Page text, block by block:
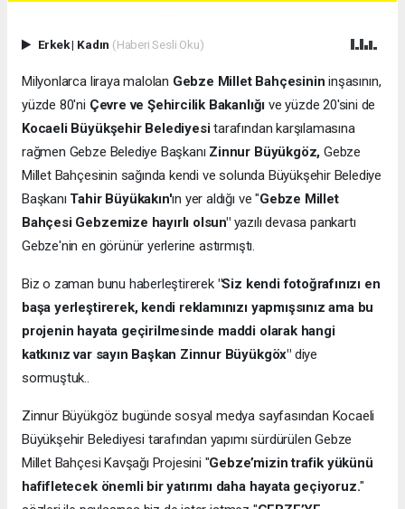
Erkek| Kadın (Haberi Sesli Oku)
Milyonlarca liraya malolan Gebze Millet Bahçesinin inşasının,
yüzde 80'ni Çevre ve Şehircilik Bakanlığı ve yüzde 20'sini de
Kocaeli Büyükşehir Belediyesitarafından karşılamasına
rağmen Gebze Belediye Başkanı Zinnur Büyükgöz, Gebze
Millet Bahçesinin sağında kendi ve solunda Büyükşehir Belediye
Başkanı Tahir Büyükakın'ın yer aldığı ve "Gebze Millet
Bahçesi Gebzemize hayırlı olsun"yazılı devasa pankartı
Gebze'nin en görünür yerlerine astırmıştı.
Biz o zaman bunu haberleştirerek "Siz kendi fotoğrafınızı en
başa yerleştirerek, kendi reklamınızı yapmışsınız ama bu
projenin hayata geçirilmesinde maddi olarak hangi
katkınız var sayın Başkan Zinnur Büyükgöx" diye
sormuştuk..
Zinnur Büyükgöz bugünde sosyal medya sayfasından Kocaeli
Büyükşehir Belediyesi tarafından yapımı sürdürülen Gebze
Millet Bahçesi Kavşağı Projesini "Gebze’mizin trafik yükünü
hafifletecek önemli bir yatırımı daha hayata geçiyoruz."